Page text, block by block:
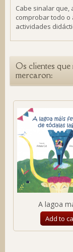
Cabe sinalar
comprobar todo
actividades
Os clientes
mercaron:
A lagoa
Add to